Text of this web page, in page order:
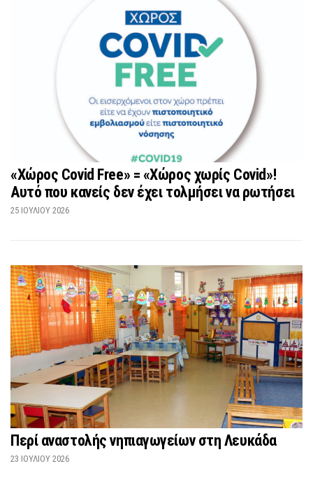
«Χώρος Covid Free» = «Χώρος χωρίς Covid»!
Αυτό που κανείς δεν έχει τολμήσει να ρωτήσει
25 ΙΟΥΛΊΟΥ 2026
Περί αναστολής νηπιαγωγείων στη Λευκάδα
23 ΙΟΥΛΊΟΥ 2026